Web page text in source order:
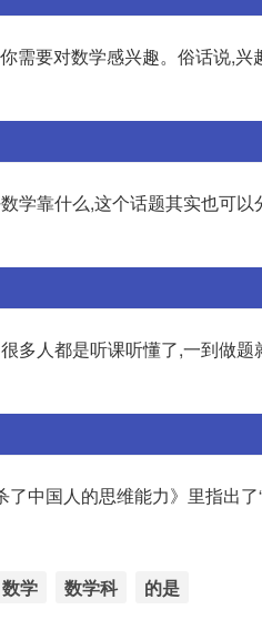
需要对数学感兴趣。俗话说,
学靠什么,这个话题其实也可
多人都是听课听懂了,一到做
中国人的思维能力》里指出
数学 数学科 的是